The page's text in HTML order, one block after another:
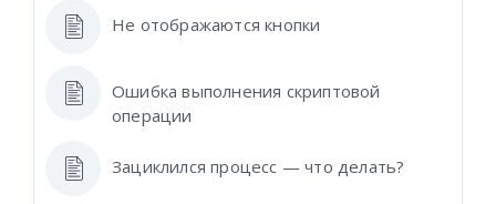
Не отображаются кнопки
Ошибка выполнения скриптовой
операции
Зациклился процесс — что делать?